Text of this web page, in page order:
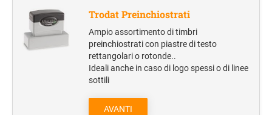
Home & Living
Borse e valigeria
Trodat Preinchiostrati
Ampio assortimento di timbri
preinchiostrati con piastre di testo
rettangolari o rotonde..
Ideali anche in caso di logo spessi o di linee
sottili
AVANTI